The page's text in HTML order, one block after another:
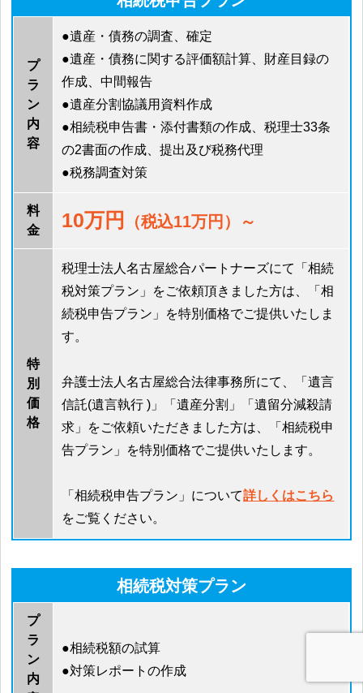
プ
ラ
ン
内
容
●遺産・債務の調査、確定
●遺産・債務に関する評価額計算、財産目録の
作成、中間報告
●遺産分割協議用資料作成
●相続税申告書・添付書類の作成、税理士33条
の2書面の作成、提出及び税務代理
●税務調査対策
料
金
10万円 （税込11万円）～
特
別
価
格
税理士法人名古屋総合パートナーズにて「相続
税対策プラン」をご依頼頂きました方は、「相
続税申告プラン」を特別価格でご提供いたしま
す。
弁護士法人名古屋総合法律事務所にて、「遺言
信託(遺言執行 )」「遺産分割」「遺留分減殺請
求」をご依頼いただきました方は、「相続税申
告プラン」を特別価格でご提供いたします。
「相続税申告プラン」について詳しくはこちら
をご覧ください。
相続税対策プラン
プ
ラ
ン
内
●相続税額の試算
●対策レポートの作成